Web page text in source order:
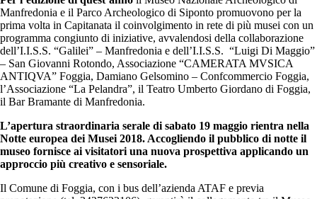
Manfredonia e il Parco Archeologico di Siponto promuovono per la
prima volta in Capitanata il coinvolgimento in rete di più musei con un
programma congiunto di iniziative, avvalendosi della collaborazione
dell’I.I.S.S. “Galilei” – Manfredonia e dell’I.I.S.S. “Luigi Di Maggio”
– San Giovanni Rotondo, Associazione “CAMERATA MVSICA
ANTIQVA” Foggia, Damiano Gelsomino – Confcommercio Foggia,
l’Associazione “La Pelandra”, il Teatro Umberto Giordano di Foggia,
il Bar Bramante di Manfredonia.
L’apertura straordinaria serale di sabato 19 maggio rientra nella
Notte europea dei Musei 2018. Accogliendo il pubblico di notte il
museo fornisce ai visitatori una nuova prospettiva applicando un
approccio più creativo e sensoriale.
Il Comune di Foggia, con i bus dell’azienda ATAF e previa